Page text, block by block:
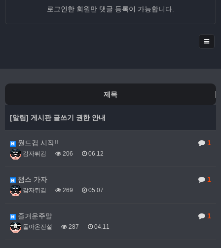
로그인한 회원만 댓글 등록이 가능합니다.
제목
[알림] 게시판 글쓰기 권한 안내
1
월드컵 시작!!
감자튀김 206 06.12
1
챔스 가자
감자튀김 269 05.07
1
즐거운주말
돌아온전설 287 04.11